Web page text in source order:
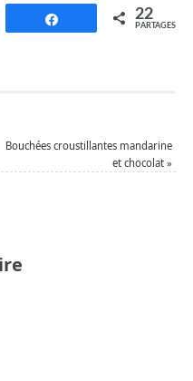
Partagez 22
PARTAGES
Bouchées croustillantes mandarine
et chocolat»